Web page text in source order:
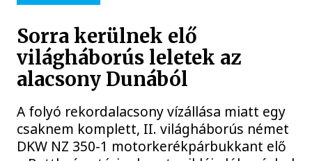
Sorra kerülnek elő
világháborús leletek az
alacsony Dunából
A folyó rekordalacsony vízállása miatt egy
csaknem komplett, II. világháborús német
DKW NZ 350-1 motorkerékpárbukkant elő